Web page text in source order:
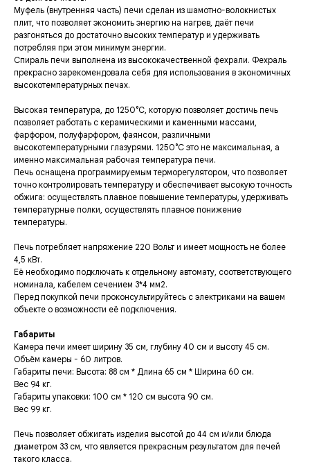
Муфель (внутренняя часть) печи сделан из шамотно-волокнистых
плит, что позволяет экономить энергию на нагрев, даёт печи
разгоняться до достаточно высоких температур и удерживать
потребляя при этом минимум энергии.
Спираль печи выполнена из высококачественной фехрали. Фехраль
прекрасно зарекомендовала себя для использования в экономичных
высокотемпературных печах.
Высокая температура, до 1250°С, которую позволяет достичь печь
позволяет работать с керамическими и каменными массами,
фарфором, полуфарфором, фаянсом, различными
высокотемпературными глазурями. 1250°С это не максимальная, а
именно максимальная рабочая температура печи.
Печь оснащена программируемым терморегулятором, что позволяет
точно контролировать температуру и обеспечивает высокую точность
обжига: осуществлять плавное повышение температуры, удерживать
температурные полки, осуществлять плавное понижение
температуры.
Печь потребляет напряжение 220 Вольт и имеет мощность не более
4,5 кВт.
Её необходимо подключать к отдельному автомату, соответствующего
номинала, кабелем сечением 3*4 мм2.
Перед покупкой печи проконсультируйтесь с электриками на вашем
объекте о возможности её подключения.
Габариты
Камера печи имеет ширину 35 см, глубину 40 см и высоту 45 см.
Объём камеры - 60 литров.
Габариты печи: Высота: 88 см * Длина 65 см * Ширина 60 см.
Вес 94 кг.
Габариты упаковки: 100 см * 120 см высота 90 см.
Вес 99 кг.
Печь позволяет обжигать изделия высотой до 44 см и/или блюда
диаметром 33 см, что является прекрасным результатом для печей
такого класса.